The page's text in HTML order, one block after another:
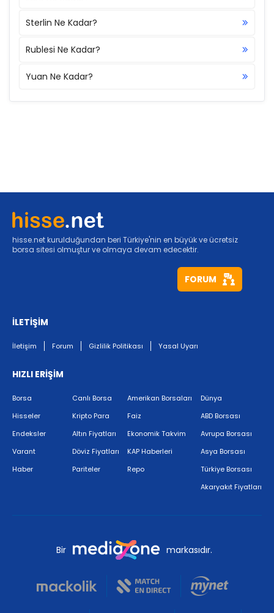
Sterlin Ne Kadar?
Rublesi Ne Kadar?
Yuan Ne Kadar?
hisse.net kurulduğundan beri Türkiye'nin en büyük ve ücretsiz
borsa sitesi olmuştur ve olmaya devam edecektir.
FORUM
İLETİŞİM
İletişim Forum Gizlilik Politikası Yasal Uyarı
HIZLI ERİŞİM
Borsa
Hisseler
Endeksler
Varant
Haber
Canlı Borsa
Kripto Para
Altın Fiyatları
Döviz Fiyatları
Pariteler
Amerikan Borsaları
Faiz
Ekonomik Takvim
KAP Haberleri
Repo
Dünya
ABD Borsası
Avrupa Borsası
Asya Borsası
Türkiye Borsası
Akaryakıt Fiyatları
Bir markasıdır.